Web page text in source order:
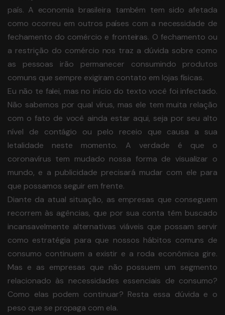
país. A economia brasileira também tem sido afetada
como ocorreu em outros países com a necessidade de
fechamento do comércio e fronteiras. O fechamento ou
a restrição do comércio nos traz a dúvida sobre como
as pessoas irão permanecer consumindo produtos
comuns que sempre exigiram contato em lojas físicas.
Eu não te falei, mas no início do texto você foi infectado.
Não sabemos por qual vírus, mas ele tem muita relação
com o fato de você ainda estar aqui, seja por seu alto
nível de contágio ou pelo receio que causa a sua
letalidade neste momento. A verdade é que o
coronavírus tem mudado nossa forma de visualizar o
mundo, e a publicidade precisará mudar com ele para
que possamos seguir em frente.
Diante da atual situação, as empresas que conseguem
recorrem às agências, que por sua conta têm buscado
incansavelmente alternativas viáveis que possam servir
como estratégia para que nossos hábitos comuns de
consumo continuem a existir e a roda econômica gire.
Mas e as empresas que não possuem um segmento
relacionado às necessidades essenciais de consumo?
Como elas podem continuar? Resta essa dúvida e o
peso que se propaga com ela.